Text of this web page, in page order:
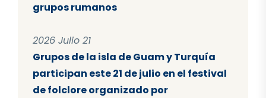
grupos rumanos
2026 Julio 21
Grupos de la isla de Guam y Turquía
participan este 21 de julio en el festival
de folclore organizado por